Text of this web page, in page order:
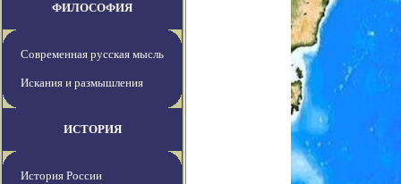
ФИЛОСОФИЯ
Современная русская мысль
Искания и размышления
ИСТОРИЯ
История России